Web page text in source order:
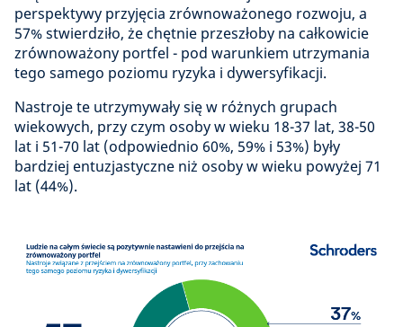
perspektywy przyjęcia zrównoważonego rozwoju, a
57% stwierdziło, że chętnie przeszłoby na całkowicie
zrównoważony portfel - pod warunkiem utrzymania
tego samego poziomu ryzyka i dywersyfikacji.
Nastroje te utrzymywały się w różnych grupach
wiekowych, przy czym osoby w wieku 18-37 lat, 38-50
lat i 51-70 lat (odpowiednio 60%, 59% i 53%) były
bardziej entuzjastyczne niż osoby w wieku powyżej 71
lat (44%).